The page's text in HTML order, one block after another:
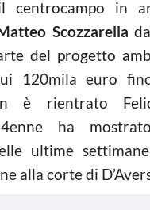
centrocampo in
Scozzarella
del progetto
120mila euro
è rientrato
ha
ultime
alla corte di